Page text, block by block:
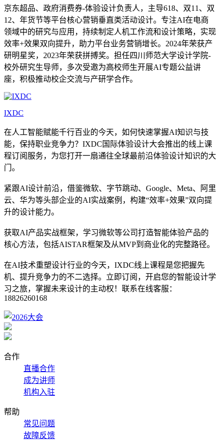
京东超品、政府消费券-体验设计负责人，主导618、双11、双
12、年货节等平台核心营销垂直类活动设计。专注AI在电商
领域中的研究与应用，持续制定人机工作流和设计策略，实现
效率+效果双向提升，助力平台业务营销增长。2024年荣获产
研明星奖，2023年荣获拼搏奖。担任四川师范大学设计学院-
校外研究生导师，多次受邀为高校师生开展AI专题公益讲
座，积极推动校企交流与产研学合作。
IXDC
在人工智能赋能千行百业的今天，如何快速掌握AI知识与技
能，保持职业竞争力？IXDC国际体验设计大会推出的线上课
程订阅服务，为您打开一扇通往全球最前沿体验设计知识的大
门。
紧跟AI设计前沿，借鉴微软、字节跳动、Google、Meta、阿里
云、华为等头部企业的AI实战案例，构建“效率+效果”双向提
升的设计能力。
获取AI产品实战框架，学习微软等公司打造智能体验产品的
核心方法，包括AISTAR框架及从MVP到商业化的完整路径。
在AI技术重塑设计行业的今天，IXDC线上课程是您把握先
机、提升竞争力的不二选择。立即订阅，开启您的智能设计学
习之旅，掌握未来设计的主动权！联系在线客服：
18826260168
合作
直播合作
成为讲师
机构入驻
帮助
常见问题
故障反馈